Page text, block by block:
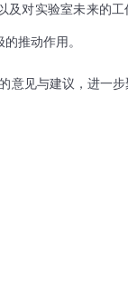
及对实验室未来的
推动作用。
意见与建议，进一